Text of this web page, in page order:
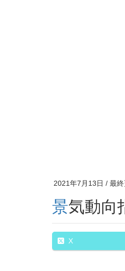
2021年7月13日 / 最
景気動
X